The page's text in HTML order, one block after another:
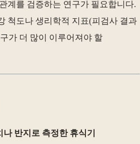
계를 검증하는 연구가 필요합니다.
척도나 생리학적 지표(피검사 결과
가 더 많이 이루어져야 할
반지로 측정한 휴식기